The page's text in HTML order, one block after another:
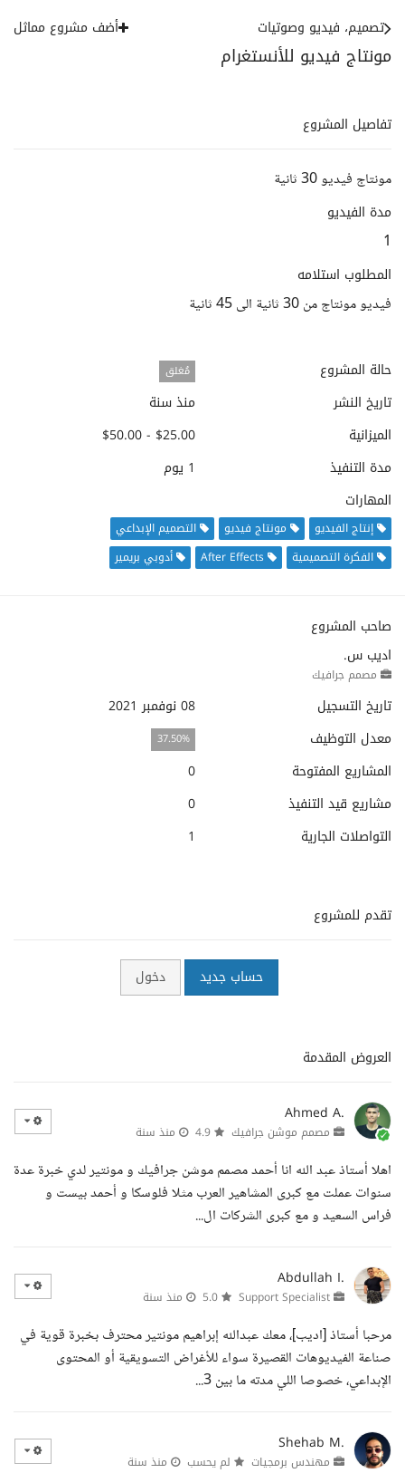
مونتاج فيديو للأنستغرام
تصميم، فيديو وصوتيات أضف مشروع مماثل
تفاصيل المشروع
مونتاج فيديو 30 ثانية
مدة الفيديو
1
المطلوب استلامه
فيديو مونتاج من 30 ثانية الى 45 ثانية
حالة المشروع مُغلق
تاريخ النشر
منذ سنة
الميزانية
$25.00 - $50.00
مدة التنفيذ
1 يوم
المهارات
إنتاج الفيديو مونتاج فيديو
التصميم الإبداعي
الفكرة التصميمية
After Effects أدوبي بريمير
صاحب المشروع
اديب س.
مصمم جرافيك
تاريخ التسجيل
08 نوفمبر 2021
معدل التوظيف
37.50%
المشاريع المفتوحة
0
مشاريع قيد التنفيذ
0
التواصلات الجارية
1
تقدم للمشروع
حساب جديد دخول
العروض المقدمة
Ahmed A.
مصمم موشن جرافيك منذ سنة
اهلا أستاذ عبد الله انا أحمد مصمم موشن جرافيك و مونتير لدي خبرة عدة
سنوات عملت مع كبرى المشاهير العرب مثلا فلوسكا و أحمد بيست و
فراس السعيد و مع كبرى الشركات ال...
Abdullah I.
منذ سنة
مرحبا أستاذ [اديب]، معك عبدالله إبراهيم مونتير محترف بخبرة قوية في
صناعة الفيديوهات القصيرة سواء للأغراض التسويقية أو المحتوى
الإبداعي، خصوصا اللي مدته ما بين 3...
Shehab M.
مهندس برمجيات لم يحسب منذ سنة